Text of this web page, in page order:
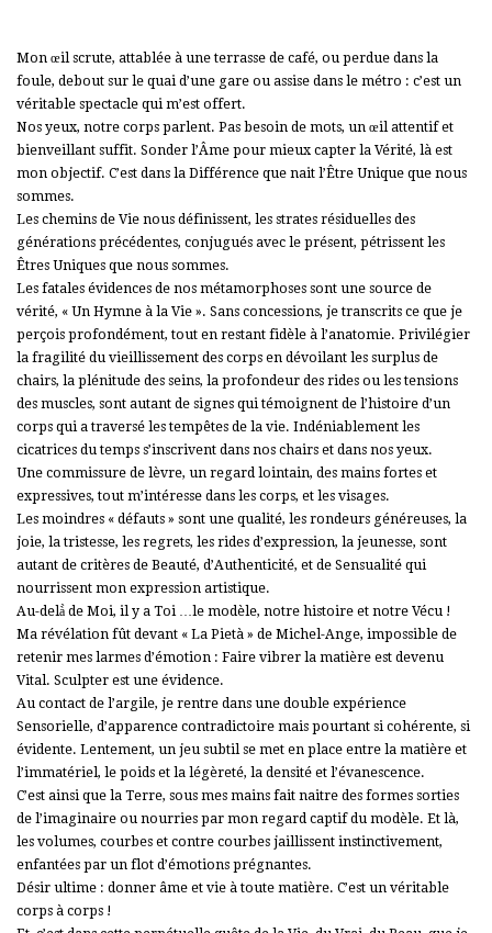
Mon œil scrute, attablée à une terrasse de café, ou perdue dans la
foule, debout sur le quai d’une gare ou assise dans le métro : c’est un
véritable spectacle qui m’est offert.
Nos yeux, notre corps parlent. Pas besoin de mots, un œil attentif et
bienveillant suffit. Sonder l’Âme pour mieux capter la Vérité, là est
mon objectif. C’est dans la Différence que nait l’Être Unique que nous
sommes.
Les chemins de Vie nous définissent, les strates résiduelles des
générations précédentes, conjugués avec le présent, pétrissent les
Êtres Uniques que nous sommes.
Les fatales évidences de nos métamorphoses sont une source de
vérité, « Un Hymne à la Vie ». Sans concessions, je transcrits ce que je
perçois profondément, tout en restant fidèle à l’anatomie. Privilégier
la fragilité du vieillissement des corps en dévoilant les surplus de
chairs, la plénitude des seins, la profondeur des rides ou les tensions
des muscles, sont autant de signes qui témoignent de l’histoire d’un
corps qui a traversé les tempêtes de la vie. Indéniablement les
cicatrices du temps s’inscrivent dans nos chairs et dans nos yeux.
Une commissure de lèvre, un regard lointain, des mains fortes et
expressives, tout m’intéresse dans les corps, et les visages.
Les moindres « défauts » sont une qualité, les rondeurs généreuses, la
joie, la tristesse, les regrets, les rides d’expression, la jeunesse, sont
autant de critères de Beauté, d’Authenticité, et de Sensualité qui
nourrissent mon expression artistique.
Au-delà̀ de Moi, il y a Toi …le modèle, notre histoire et notre Vécu !
Ma révélation fût devant « La Pietà » de Michel-Ange, impossible de
retenir mes larmes d’émotion : Faire vibrer la matière est devenu
Vital. Sculpter est une évidence.
Au contact de l’argile, je rentre dans une double expérience
Sensorielle, d’apparence contradictoire mais pourtant si cohérente, si
évidente. Lentement, un jeu subtil se met en place entre la matière et
l’immatériel, le poids et la légèreté, la densité et l’évanescence.
C’est ainsi que la Terre, sous mes mains fait naitre des formes sorties
de l’imaginaire ou nourries par mon regard captif du modèle. Et là,
les volumes, courbes et contre courbes jaillissent instinctivement,
enfantées par un flot d’émotions prégnantes.
Désir ultime : donner âme et vie à toute matière. C’est un véritable
corps à corps !